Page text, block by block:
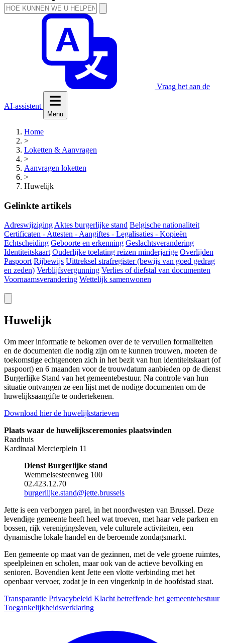
Vraag het aan de
AI-assistent
Menu
Home
>
Loketten & Aanvragen
>
Aanvragen loketten
>
Huwelijk
Gelinkte artikels
Adreswijziging Aktes burgerlijke stand Belgische nationaliteit
Certificaten - Attesten - Aangiftes - Legalisaties - Kopieën
Echtscheiding Geboorte en erkenning Geslachtsverandering
Identiteitskaart Ouderlijke toelating reizen minderjarige Overlijden
Paspoort Rijbewijs Uittreksel strafregister (bewijs van goed gedrag
en zeden) Verblijfsvergunning Verlies of diefstal van documenten
Voornaamsverandering Wettelijk samenwonen
Huwelijk
Om meer informatie te bekomen over de te vervullen formaliteiten
en de documenten die nodig zijn om te kunnen trouwen, moeten de
toekomstige echtgenoten zich in het bezit van hun identiteitskaart (of
paspoort) en 6 maanden voor de trouwdatum aanbieden op de dienst
Burgerlijke Stand van het gemeentebestuur. Na controle van hun
situatie ontvangen ze een lijst met de nodige documenten om de
huwelijksaangifte te ondertekenen.
Download hier de huwelijkstarieven
Plaats waar de huwelijksceremonies plaatsvinden
Raadhuis
Kardinaal Mercierplein 11
Dienst Burgerlijke stand
Wemmelsesteenweg 100
02.423.12.70
burgerlijke.stand@jette.brussels
Jette is een verborgen parel, in het noordwesten van Brussel. Deze
levendige gemeente heeft heel wat troeven, met haar vele parken en
bossen, rijk verenigingsleven, vele culturele activiteiten, een
dynamische lokale handel en de beroemde zondagsmarkt.
Een gemeente op maat van de gezinnen, met de vele groene ruimtes,
speelpleinen en scholen, maar ook van de actieve bevolking en
senioren. Bovendien kent Jette een vlotte verbinding met het
openbaar vervoer, zodat je in een vingerknip in de hoofdstad staat.
Transparantie Privacybeleid Klacht betreffende het gemeentebestuur
Toegankelijkheidsverklaring